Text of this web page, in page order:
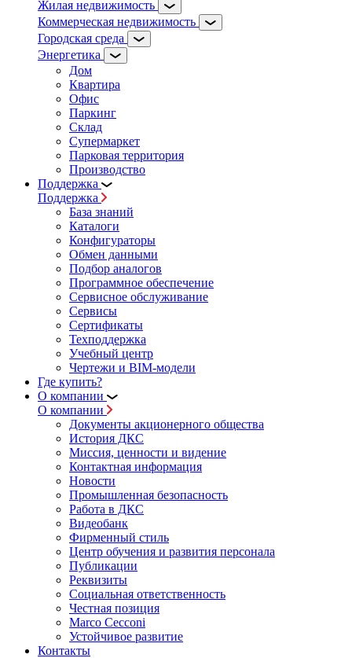
Жилая недвижимость
Коммерческая недвижимость
Городская среда
Энергетика
Дом
Квартира
Офис
Паркинг
Склад
Супермаркет
Парковая территория
Производство
Поддержка
Поддержка
База знаний
Каталоги
Конфигураторы
Обмен данными
Подбор аналогов
Программное обеспечение
Сервисное обслуживание
Сервисы
Сертификаты
Техподдержка
Учебный центр
Чертежи и BIM-модели
Где купить?
О компании
О компании
Документы акционерного общества
История ДКС
Миссия, ценности и видение
Контактная информация
Новости
Промышленная безопасность
Работа в ДКС
Видеобанк
Фирменный стиль
Центр обучения и развития персонала
Публикации
Реквизиты
Социальная ответственность
Честная позиция
Marco Cecconi
Устойчивое развитие
Контакты